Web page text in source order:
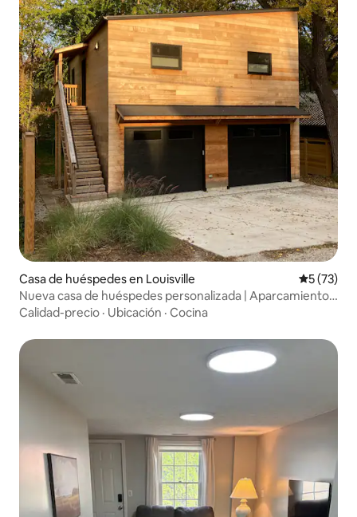
Casa de huéspedes en Louisville
5 (73)
Nueva casa de huéspedes personalizada | Aparcamiento
gratuito | Capacidad para 4 personas
Calidad-precio · Ubicación · Cocina